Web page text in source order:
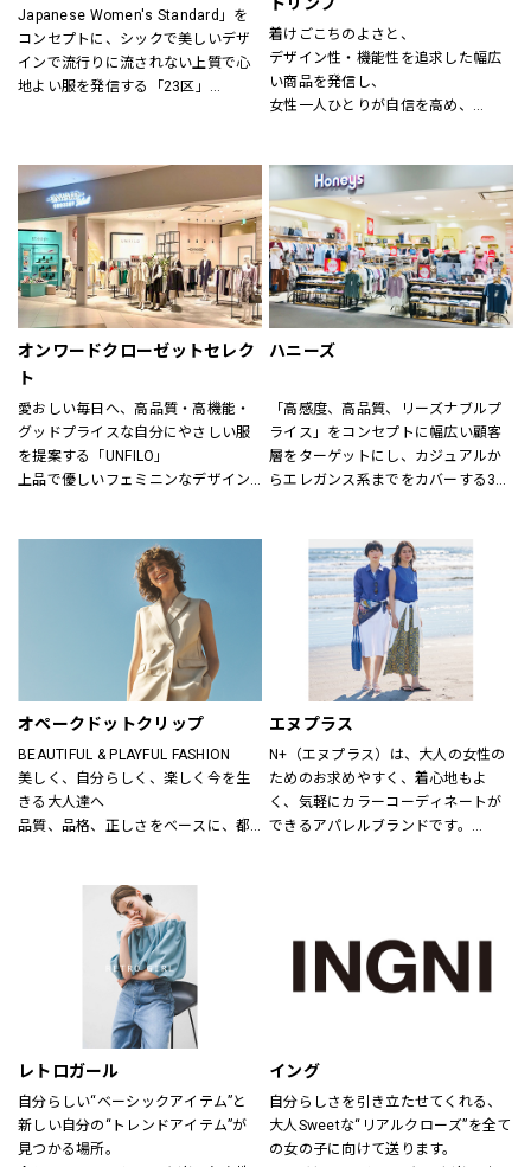
ー(NATURAL LAUNDRY)、グリン
(grin)、トリッペン（trippen）、カン
ペール（CAMPER）、ユウコイマニ
シ（yuko imanishi+）、ボンメゾン
レドラン（CLEDRAN）、アンパサン
ド（Ampersand）、ヒラメキ
（HIRAMEKI）、ビュレ
（BEAURE）、ポンタタ
（POMTATA）、カンポマッジ
（CAMPOMAGGI）、ラノジュエリー
（Lano）、コズリ（Causerie）、サ
ンリット（Sunlit）、タビトジュエリ
(Mallet)
Japanese Women's Standard」を
コンセプトに、シックで美しいデザ
インで流行りに流されない上質で心
地よい服を発信する「23区」
進化し続ける伝統を原点に、常に時
代性にマッチした「ネクスト・トラ
ッド」のライフスタイルを提案する
「J.PRESS」
公式オンラインストア「ONWARD
CROSSET」でお選びいただいた商品
を取り寄せて、店舗にてご試着、ご
購入いただける「クリック&トライ」
着けごこちのよさと、
デザイン性・機能性を追求した幅広
い商品を発信し、
女性一人ひとりが自信を高め、
オンワードクローゼットセレク
ト
愛おしい毎日へ、高品質・高機能・
グッドプライスな自分にやさしい服
を提案する「UNFILO」
上品で優しいフェミニンなデザイン
ニットだから、ひたすら心地いい靴
「steppi（ステッピ）」
公式オンラインストア「ONWARD
CROSSET」でお選びいただいた商品
を取り寄せて、店舗にてご試着、ご
購入いただける「クリック&トライ」
も対応しております。
ハニーズ
「高感度、高品質、リーズナブルプ
ライス」をコンセプトに幅広い顧客
層をターゲットにし、カジュアルか
らエレガンス系までをカバーする3ブ
り小物品まで取り揃え、ファッショ
ンをトータルで提案しています。
オペークドットクリップ
BEAUTIFUL & PLAYFUL FASHION
美しく、自分らしく、楽しく今を生
きる大人達へ
品質、品格、正しさをベースに、都
しさとの出会いを提案します
エヌプラス
N+（エヌプラス）は、大人の女性の
ためのお求めやすく、着心地もよ
く、気軽にカラーコーディネートが
できるアパレルブランドです。
レトロガール
自分らしい“ベーシックアイテム”と
新しい自分の“トレンドアイテム”が
見つかる場所。
イング
自分らしさを引き立たせてくれる、
大人Sweetな“リアルクローズ”を全て
の女の子に向けて送ります。